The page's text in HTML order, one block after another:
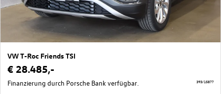
VW T-Roc Friends TSI
€ 28.485,-
Finanzierung durch Porsche Bank verfügbar.
393/15877